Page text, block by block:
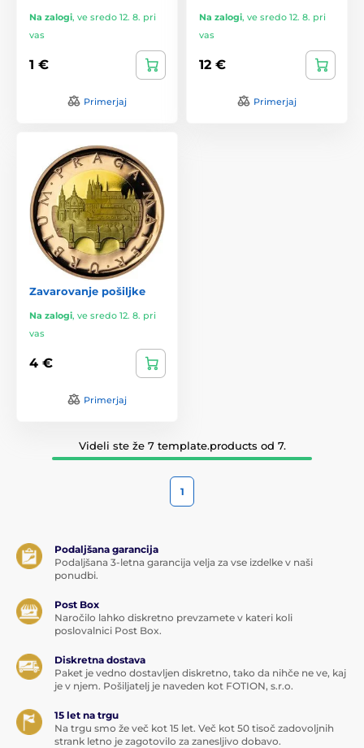
Na zalogi, ve sredo 12. 8. pri
vas
1 €
Primerjaj
Na zalogi, ve sredo 12. 8. pri
vas
12 €
Primerjaj
Zavarovanje pošiljke
Na zalogi, ve sredo 12. 8. pri
vas
4 €
Primerjaj
Videli ste že 7 template.products od 7.
1
Podaljšana garancija
Podaljšana 3-letna garancija velja za vse izdelke v naši
ponudbi.
Post Box
Naročilo lahko diskretno prevzamete v kateri koli
poslovalnici Post Box.
Diskretna dostava
Paket je vedno dostavljen diskretno, tako da nihče ne ve, kaj
je v njem. Pošiljatelj je naveden kot FOTION, s.r.o.
15 let na trgu
Na trgu smo že več kot 15 let. Več kot 50 tisoč zadovoljnih
strank letno je zagotovilo za zanesljivo dobavo.